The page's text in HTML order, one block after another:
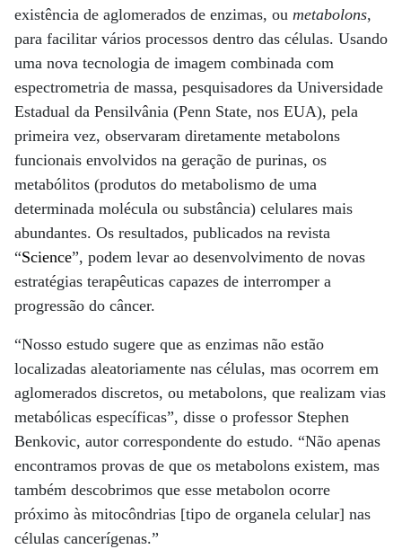
existência de aglomerados de enzimas, ou metabolons,
para facilitar vários processos dentro das células. Usando
uma nova tecnologia de imagem combinada com
espectrometria de massa, pesquisadores da Universidade
Estadual da Pensilvânia (Penn State, nos EUA), pela
primeira vez, observaram diretamente metabolons
funcionais envolvidos na geração de purinas, os
metabólitos (produtos do metabolismo de uma
determinada molécula ou substância) celulares mais
abundantes. Os resultados, publicados na revista
“Science”, podem levar ao desenvolvimento de novas
estratégias terapêuticas capazes de interromper a
progressão do câncer.
“Nosso estudo sugere que as enzimas não estão
localizadas aleatoriamente nas células, mas ocorrem em
aglomerados discretos, ou metabolons, que realizam vias
metabólicas específicas”, disse o professor Stephen
Benkovic, autor correspondente do estudo. “Não apenas
encontramos provas de que os metabolons existem, mas
também descobrimos que esse metabolon ocorre
próximo às mitocôndrias [tipo de organela celular] nas
células cancerígenas.”